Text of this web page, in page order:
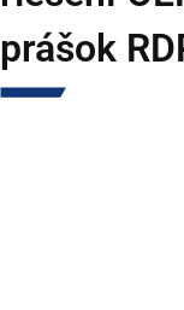
prášok